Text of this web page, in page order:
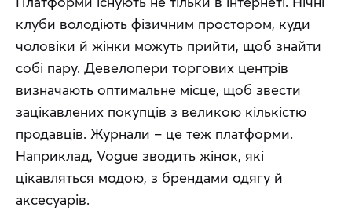
клуби володіють фізичним простором, куди
чоловіки й жінки можуть прийти, щоб знайти
собі пару. Девелопери торгових центрів
визначають оптимальне місце, щоб звести
зацікавлених покупців з великою кількістю
продавців. Журнали – це теж платформи.
Наприклад, Vogue зводить жінок, які
цікавляться модою, з брендами одягу й
аксесуарів.